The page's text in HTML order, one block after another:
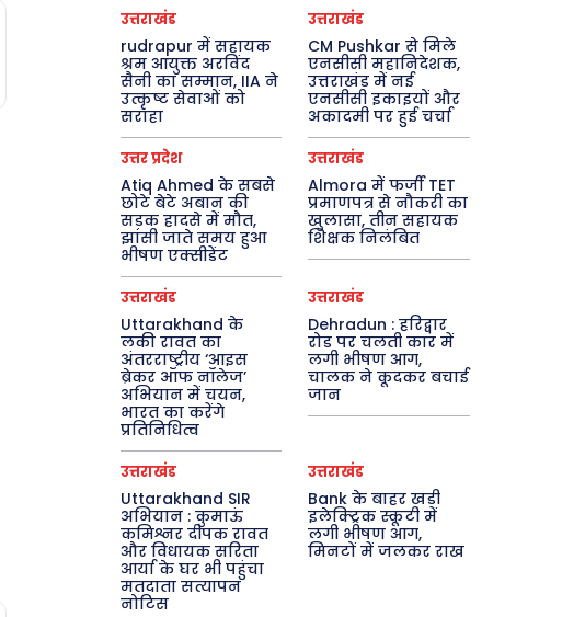
उत्तराखंड
rudrapur में सहायक
श्रम आयुक्त अरविंद
सैनी का सम्मान, IIA ने
उत्कृष्ट सेवाओं को
सराहा
उत्तराखंड
CM Pushkar से मिले
एनसीसी महानिदेशक,
उत्तराखंड में नई
एनसीसी इकाइयों और
अकादमी पर हुई चर्चा
उत्तर प्रदेश
Atiq Ahmed के सबसे
छोटे बेटे अबान की
सड़क हादसे में मौत,
झांसी जाते समय हुआ
भीषण एक्सीडेंट
उत्तराखंड
Almora में फर्जी TET
प्रमाणपत्र से नौकरी का
खुलासा, तीन सहायक
शिक्षक निलंबित
उत्तराखंड
Uttarakhand के
लकी रावत का
अंतरराष्ट्रीय ‘आइस
ब्रेकर ऑफ नॉलेज’
अभियान में चयन,
भारत का करेंगे
प्रतिनिधित्व
उत्तराखंड
Dehradun : हरिद्वार
रोड पर चलती कार में
लगी भीषण आग,
चालक ने कूदकर बचाई
जान
उत्तराखंड
Uttarakhand SIR
अभियान : कुमाऊं
कमिश्नर दीपक रावत
और विधायक सरिता
आर्या के घर भी पहुंचा
मतदाता सत्यापन
नोटिस
उत्तराखंड
Bank के बाहर खड़ी
इलेक्ट्रिक स्कूटी में
लगी भीषण आग,
मिनटों में जलकर राख